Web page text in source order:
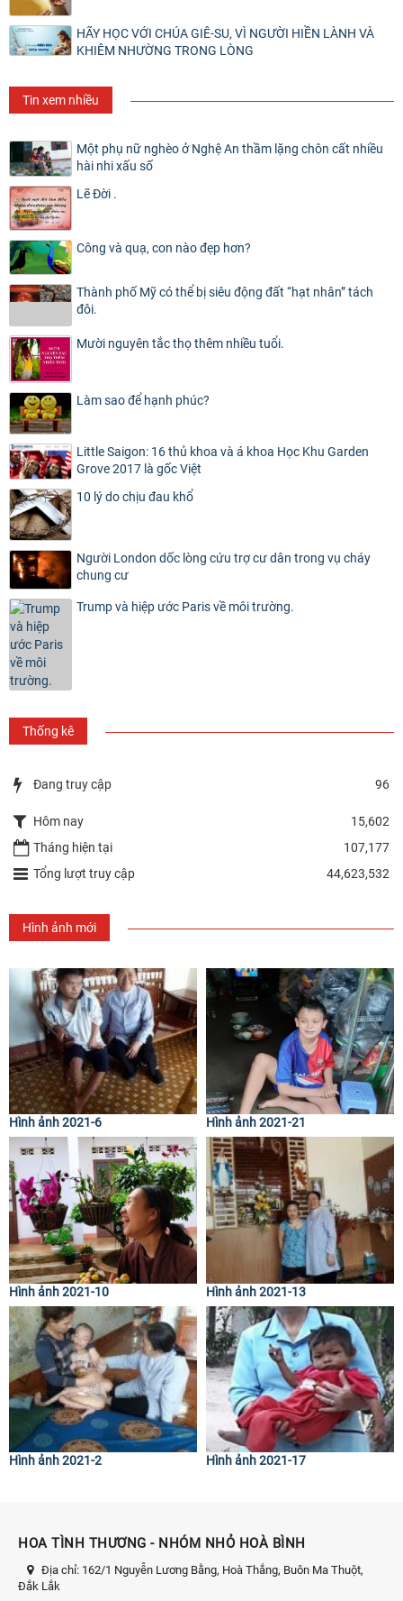
HÃY HỌC VỚI CHÚA GIÊ-SU, VÌ NGƯỜI HIỀN LÀNH VÀ
KHIÊM NHƯỜNG TRONG LÒNG
Tin xem nhiều
Một phụ nữ nghèo ở Nghệ An thầm lặng chôn cất nhiều
hài nhi xấu số
Lẽ Đời .
Công và quạ, con nào đẹp hơn?
Thành phố Mỹ có thể bị siêu động đất “hạt nhân” tách
đôi.
Mười nguyên tắc thọ thêm nhiều tuổi.
Làm sao để hạnh phúc?
Little Saigon: 16 thủ khoa và á khoa Học Khu Garden
Grove 2017 là gốc Việt
10 lý do chịu đau khổ
Người London dốc lòng cứu trợ cư dân trong vụ cháy
chung cư
Trump và hiệp ước Paris về môi trường.
Thống kê
Đang truy cập 96
Hôm nay
15,602
Tháng hiện tại
107,177
Tổng lượt truy cập
44,623,532
Hình ảnh mới
Hình ảnh 2021-6 Hình ảnh 2021-21
Hình ảnh 2021-10 Hình ảnh 2021-13
Hình ảnh 2021-2 Hình ảnh 2021-17
HOA TÌNH THƯƠNG - NHÓM NHỎ HOÀ BÌNH
Địa chỉ: 162/1 Nguyễn Lương Bằng, Hoà Thắng, Buôn Ma Thuột,
Đắk Lắk